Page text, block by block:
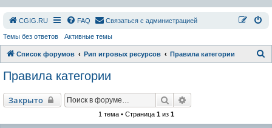
СGIG.RU FAQ Связаться с администрацией
Темы без ответов Активные темы
Список форумов Рип игровых ресурсов Правила категории
Правила категории
Закрыто Поиск
1 тема • Страница 1из 1